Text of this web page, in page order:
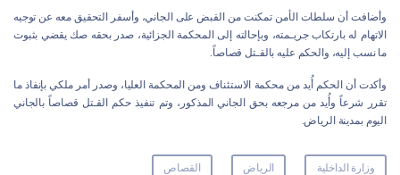
وأضافت أن سلطات الأمن تمكنت من القبض على الجاني، وأسفر التحقيق معه عن توجيه
الاتهام له بارتكاب جريـمته، وبإحالته إلى المحكمة الجزائية، صدر بحقه صك يقضي بثبوت
ما نسب إليه، والحكم عليه بالقـتل قصاصاً.
وأكدت أن الحكم أُيد من محكمة الاستئناف ومن المحكمة العليا، وصدر أمر ملكي بإنفاذ ما
تقرر شرعاً وأُيد من مرجعه بحق الجاني المذكور، وتم تنفيذ حكم القـتل قصاصاً بالجاني
اليوم بمدينة الرياض.
وزارة الداخلية الرياض القصاص